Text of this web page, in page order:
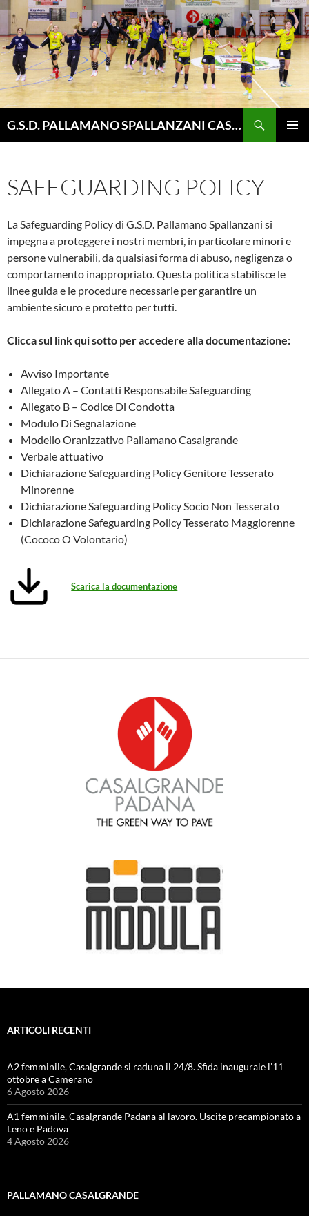
Vai
contenuto
G.S.D. PALLAMANO SPALLANZANI CASALGRANDE
SAFEGUARDING POLICY
La Safeguarding Policy di G.S.D. Pallamano Spallanzani si
impegna a proteggere i nostri membri, in particolare minori e
persone vulnerabili, da qualsiasi forma di abuso, negligenza o
comportamento inappropriato. Questa politica stabilisce le
linee guida e le procedure necessarie per garantire un
ambiente sicuro e protetto per tutti.
Clicca sul link qui sotto per accedere alla documentazione:
Avviso Importante
Allegato A – Contatti Responsabile Safeguarding
Allegato B – Codice Di Condotta
Modulo Di Segnalazione
Modello Oranizzativo Pallamano Casalgrande
Verbale attuativo
Dichiarazione Safeguarding Policy Genitore Tesserato
Minorenne
Dichiarazione Safeguarding Policy Socio Non Tesserato
Dichiarazione Safeguarding Policy Tesserato Maggiorenne
(Cococo O Volontario)
Scarica la documentazione
ARTICOLI RECENTI
A2 femminile, Casalgrande si raduna il 24/8. Sfida inaugurale l’11
ottobre a Camerano
6 Agosto 2026
A1 femminile, Casalgrande Padana al lavoro. Uscite precampionato a
Leno e Padova
4 Agosto 2026
PALLAMANO CASALGRANDE